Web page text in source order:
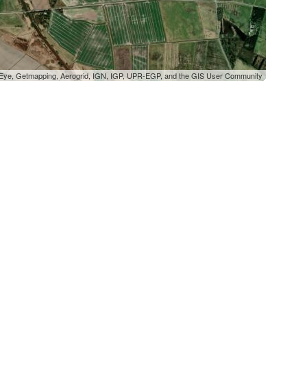
Getmapping, Aerogrid, IGN, IGP, UPR-EGP, and the GIS User Community